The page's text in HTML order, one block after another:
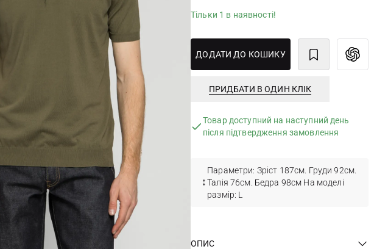
Тільки 1 в наявності!
ДОДАТИ ДО КОШИКУ
ПРИДБАТИ В ОДИН КЛІК
Товар доступний на наступний день
після підтвердження замовлення
Параметри: Зріст 187см. Груди 92см.
Талія 76см. Бедра 98см На моделі
размір: L
ОПИС